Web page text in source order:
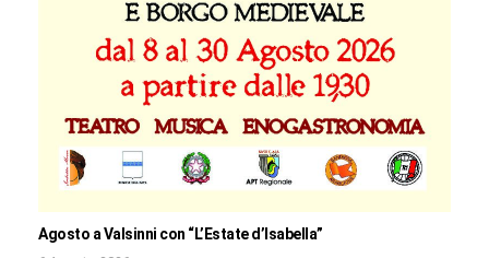
Agosto a Valsinni con “L’Estate d’Isabella”